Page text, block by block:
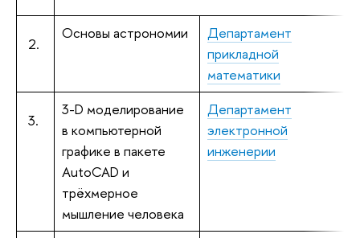
2.
Основы астрономии
Департамент
прикладной
математики
3.
3-D моделирование
в компьютерной
графике в пакете
AutoCAD и
трёхмерное
мышление человека
Департамент
электронной
инженерии